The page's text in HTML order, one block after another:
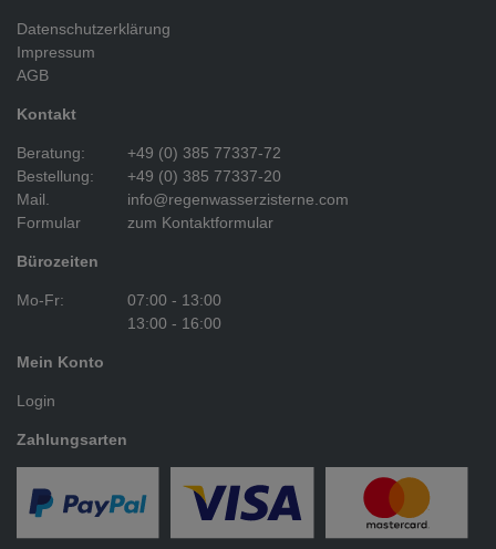
Datenschutzerklärung
Impressum
AGB
Kontakt
Beratung:
+49 (0) 385 77337-72
Bestellung:
+49 (0) 385 77337-20
Mail.
info@regenwasserzisterne.com
Formular
zum Kontaktformular
Bürozeiten
Mo-Fr:
07:00 - 13:00
13:00 - 16:00
Mein Konto
Login
Zahlungsarten